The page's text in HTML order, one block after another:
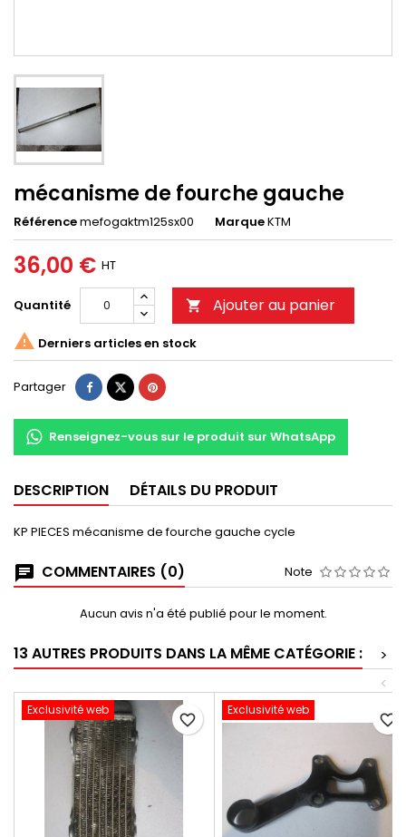
mécanisme de fourche gauche
Référencemefogaktm125sx00 MarqueKTM
36,00 € HT
Quantité  Ajouter au panier
 Derniers articles en stock
Partager
Renseignez-vous sur le produit sur WhatsApp
DESCRIPTION DÉTAILS DU PRODUIT
KP PIECES mécanisme de fourche gauche cycle
COMMENTAIRES (0) Note
Aucun avis n'a été publié pour le moment.
13 AUTRES PRODUITS DANS LA MÊME CATÉGORIE :
>
<
Exclusivité web
favorite_border
Exclusivité web
favorite_border